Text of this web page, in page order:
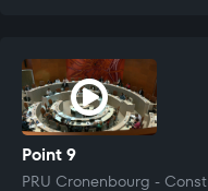
Point 9
PRU Cronenbourg -